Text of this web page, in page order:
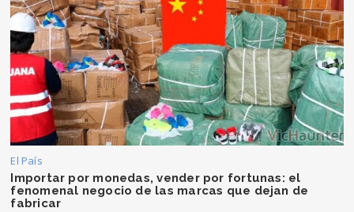
El País
Importar por monedas, vender por fortunas: el
fenomenal negocio de las marcas que dejan de
fabricar